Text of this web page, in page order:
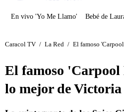
En vivo 'Yo Me Llamo' Bebé de
Caracol TV / La Red / El famoso
El famoso 'Carpool
lo mejor de